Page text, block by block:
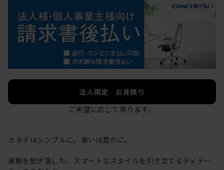
法人限定 お見積り
ご希望に応じて承ります。
カタチはシンプルに。装いは豊かに。
装飾を削ぎ落した、スマートなスタイルを引き立てるディテー